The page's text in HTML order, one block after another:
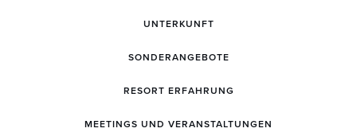
UNTERKUNFT
SONDERANGEBOTE
RESORT ERFAHRUNG
MEETINGS UND VERANSTALTUNGEN